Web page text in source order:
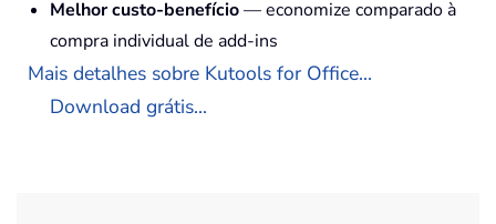
Melhor custo-benefício— economize comparado à
compra individual de add-ins
Mais detalhes sobre Kutools for Office...
Download grátis...